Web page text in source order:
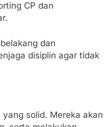
CP dan
dan
disiplin agar tidak
solid. Mereka akan